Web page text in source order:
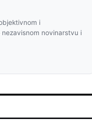
i
novinarstvu i